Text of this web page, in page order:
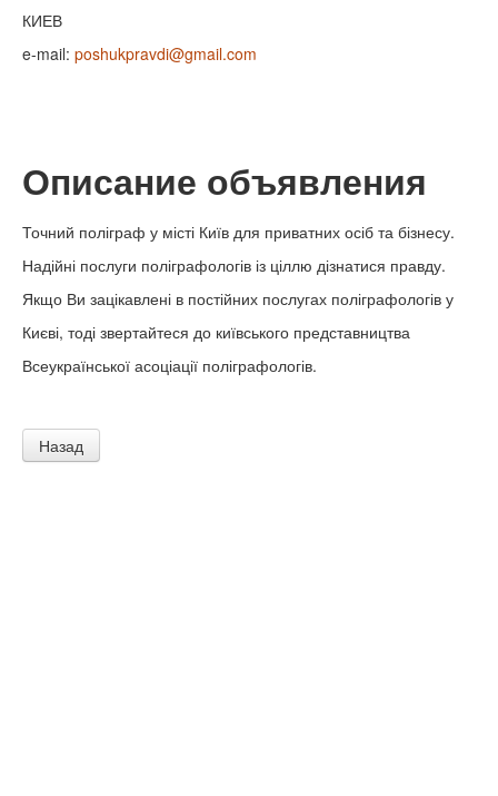
КИЕВ
e-mail: poshukpravdi@gmail.com
Описание объявления
Точний поліграф у місті Київ для приватних осіб та бізнесу.
Надійні послуги поліграфологів із ціллю дізнатися правду.
Якщо Ви зацікавлені в постійних послугах поліграфологів у
Києві, тоді звертайтеся до київського представництва
Всеукраїнської асоціації поліграфологів.
Назад